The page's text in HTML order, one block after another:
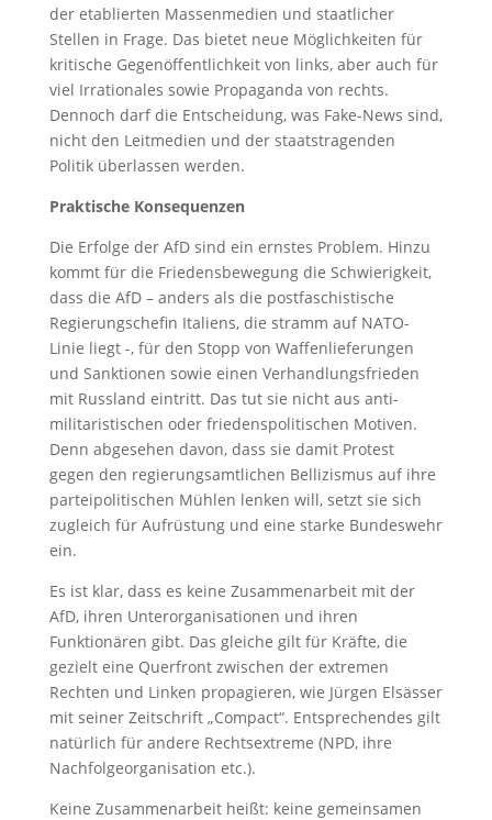
der etablierten Massenmedien und staatlicher
Stellen in Frage. Das bietet neue Möglichkeiten für
kritische Gegenöffentlichkeit von links, aber auch für
viel Irrationales sowie Propaganda von rechts.
Dennoch darf die Entscheidung, was Fake-News sind,
nicht den Leitmedien und der staatstragenden
Politik überlassen werden.
Praktische Konsequenzen
Die Erfolge der AfD sind ein ernstes Problem. Hinzu
kommt für die Friedensbewegung die Schwierigkeit,
dass die AfD – anders als die postfaschistische
Regierungschefin Italiens, die stramm auf NATO-
Linie liegt -, für den Stopp von Waffenlieferungen
und Sanktionen sowie einen Verhandlungsfrieden
mit Russland eintritt. Das tut sie nicht aus anti-
militaristischen oder friedenspolitischen Motiven.
Denn abgesehen davon, dass sie damit Protest
gegen den regierungsamtlichen Bellizismus auf ihre
parteipolitischen Mühlen lenken will, setzt sie sich
zugleich für Aufrüstung und eine starke Bundeswehr
ein.
Es ist klar, dass es keine Zusammenarbeit mit der
AfD, ihren Unterorganisationen und ihren
Funktionären gibt. Das gleiche gilt für Kräfte, die
gezielt eine Querfront zwischen der extremen
Rechten und Linken propagieren, wie Jürgen Elsässer
mit seiner Zeitschrift „Compact“. Entsprechendes gilt
natürlich für andere Rechtsextreme (NPD, ihre
Nachfolgeorganisation etc.).
Keine Zusammenarbeit heißt: keine gemeinsamen